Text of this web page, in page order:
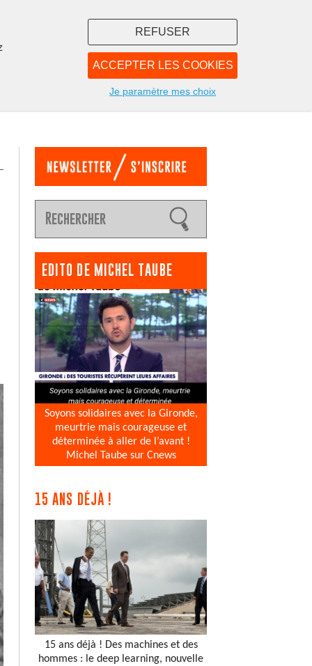
ACCEPTER LES COOKIES
REFUSER
Je paramètre mes choix
NOUS
EDITO DE MICHEL TAUBE
Soyons solidaires avec la Gironde,
meurtrie mais courageuse et
déterminée à aller de l’avant !
Michel Taube sur Cnews
15 ANS DÉJÀ !
15 ans déjà ! Des machines et des
hommes : le deep learning, nouvelle